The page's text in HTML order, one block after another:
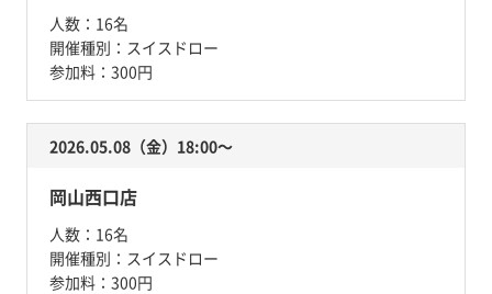
人数： 16名
開催種別： スイスドロー
参加料： 300円
2026.05.08（金）18:00〜
岡山西口店
人数： 16名
開催種別： スイスドロー
参加料： 300円